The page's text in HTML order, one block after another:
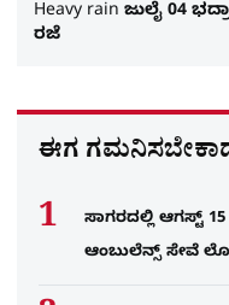
Heavy rain ಜುಲೈ 04
ರಜೆ
ಈಗ
ಸಾಗರದಲ್ಲಿ ಆಗಸ್ಟ್
ಆಂಬುಲೆನ್ಸ್ ಸೇವೆ